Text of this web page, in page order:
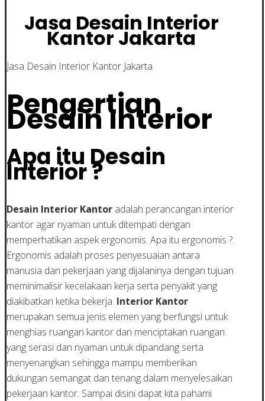
Jasa Desain Interior
Kantor Jakarta
Jasa Desain Interior Kantor Jakarta
Pengertian
Desain Interior
Apa itu Desain
Interior ?
Desain Interior Kantor adalah perancangan interior
kantor agar nyaman untuk ditempati dengan
memperhatikan aspek ergonomis. Apa itu ergonomis ?.
Ergonomis adalah proses penyesuaian antara
manusia dan pekerjaan yang dijalaninya dengan tujuan
meminimalisir kecelakaan kerja serta penyakit yang
diakibatkan ketika bekerja. Interior Kantor
merupakan semua jenis elemen yang berfungsi untuk
menghias ruangan kantor dan menciptakan ruangan
yang serasi dan nyaman untuk dipandang serta
menyenangkan sehingga mampu memberikan
dukungan semangat dan tenang dalam menyelesaikan
pekerjaan kantor. Sampai disini dapat kita pahami